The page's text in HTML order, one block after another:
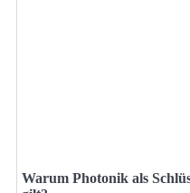
Warum Photonik als